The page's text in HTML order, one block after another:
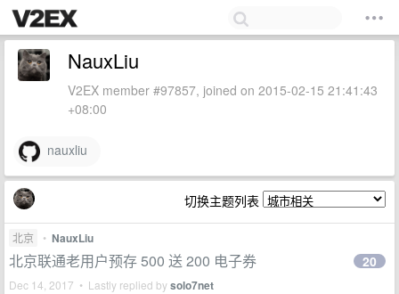
NauxLiu
V2EX member #97857, joined on 2015-02-15 21:41:43
+08:00
nauxliu
切换主题列表
北京 • NauxLiu
北京联通老用户预存 500 送 200 电子券
Dec 14, 2017 • Lastly replied bysolo7net
20